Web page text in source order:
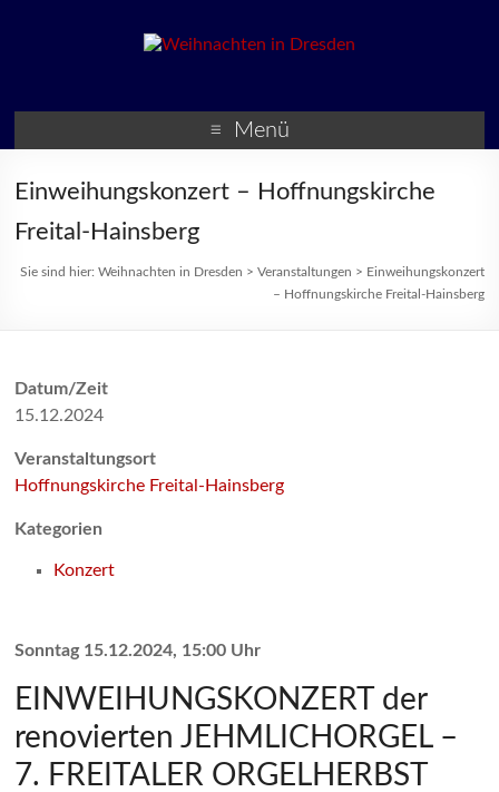
Veranstaltungen zur
Weihnachtszeit
Menü
Einweihungskonzert – Hoffnungskirche
Freital-Hainsberg
Sie sind hier: Weihnachten in Dresden > Veranstaltungen > Einweihungskonzert
– Hoffnungskirche Freital-Hainsberg
Datum/Zeit
15.12.2024
Veranstaltungsort
Hoffnungskirche Freital-Hainsberg
Kategorien
Konzert
Sonntag 15.12.2024, 15:00 Uhr
EINWEIHUNGSKONZERT der
renovierten JEHMLICHORGEL –
7. FREITALER ORGELHERBST